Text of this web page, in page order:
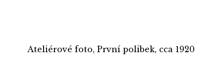
Ateliérové foto, První polibek, cca 1920